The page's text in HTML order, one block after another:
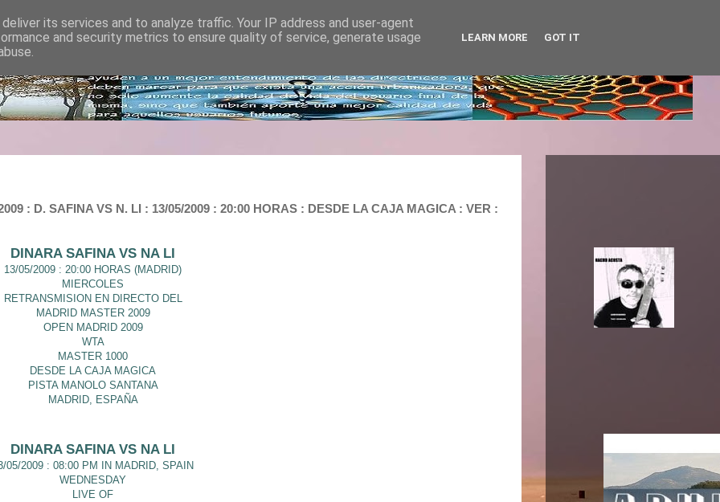
: D. SAFINA VS N. LI : 13/05/2009 : 20:00 HORAS : DESDE LA CAJA MAGICA : VER :
DINARA SAFINA VS NA LI
13/05/2009 : 20:00 HORAS (MADRID)
MIERCOLES
RETRANSMISION EN DIRECTO DEL
MADRID MASTER 2009
OPEN MADRID 2009
WTA
MASTER 1000
DESDE LA CAJA MAGICA
PISTA MANOLO SANTANA
MADRID, ESPAÑA
DINARA SAFINA VS NA LI
05/2009 : 08:00 PM IN MADRID, SPAIN
WEDNESDAY
LIVE OF
its services and to analyze traffic. Your IP address and user-agent
and security metrics to ensure quality of service, generate usage
LEARN MORE GOT IT